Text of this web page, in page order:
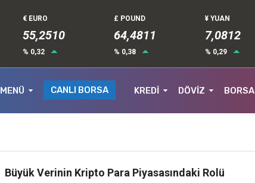
€ EURO
55,2513
% 0,32
£ POUND
64,4811
% 0,38
¥ YUAN
7,0812
% 0,29
MENÜ CANLI BORSA KREDİ DÖVİZ BORSA
Büyük Verinin Kripto Para Piyasasındaki Rolü